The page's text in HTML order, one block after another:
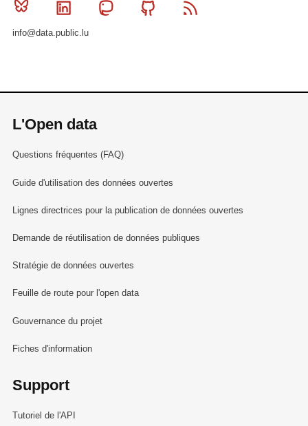
Bluesky Linkedin MastodonGithub
info@data.public.lu
L'Open data
Questions fréquentes (FAQ)
Guide d'utilisation des données ouvertes
Lignes directrices pour la publication de données ouvertes
Demande de réutilisation de données publiques
Stratégie de données ouvertes
Feuille de route pour l'open data
Gouvernance du projet
Fiches d'information
Support
Tutoriel de l'API